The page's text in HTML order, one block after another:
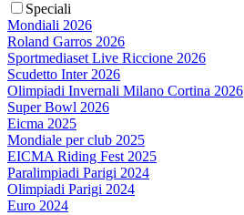
Speciali
Mondiali 2026
Roland Garros 2026
Sportmediaset Live Riccione 2026
Scudetto Inter 2026
Olimpiadi Invernali Milano Cortina 2026
Super Bowl 2026
Eicma 2025
Mondiale per club 2025
EICMA Riding Fest 2025
Paralimpiadi Parigi 2024
Olimpiadi Parigi 2024
Euro 2024